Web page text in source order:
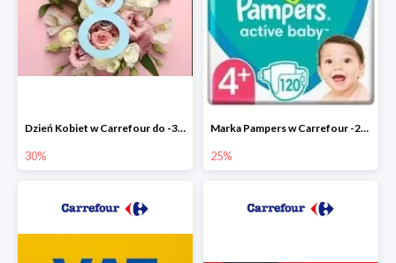
Dzień Kobiet w Carrefour do -30%
30%
Marka Pampers w Carrefour -25%
25%